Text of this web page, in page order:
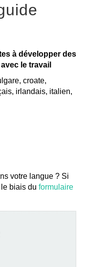
à développer des
le travail
croate,
irlandais, italien,
votre langue ? Si
biais du formulaire